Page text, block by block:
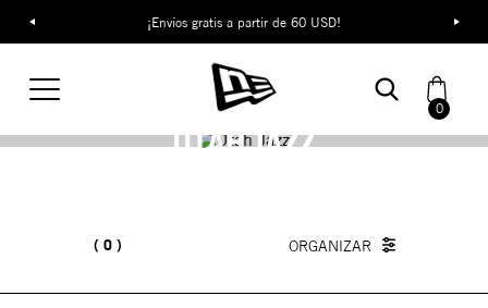
¡Envíos gratis a partir de 60 USD!
0
UTAH JAZZ
0